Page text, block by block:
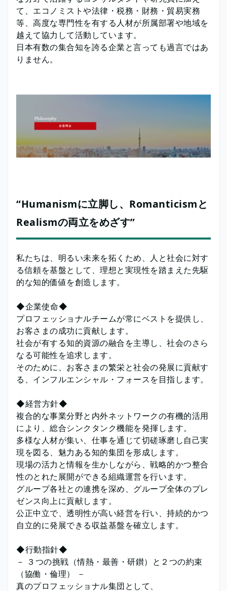
て、エコノミストや法律・税務・財務・貿易実務
等、高度な専門性を有する人材が所属部署や地域を
越えて協力して活動しています。
日本有数の集合知を誇る企業と言っても過言ではあ
りません。
“Humanismに立脚し、Romanticismと
Realismの両立をめざす”
私たちは、明るい未来を拓くため、人と社会に対す
る信頼を基盤として、理想と実現性を踏まえた先駆
的な知的価値を創造します。
◆企業使命◆
プロフェッショナルチームが常にベストを提供し、
お客さまの成功に貢献します。
社会が有する知的資源の融合を主導し、社会のさら
なる可能性を追求します。
そのために、お客さまの繁栄と社会の発展に貢献す
る、インフルエンシャル・フォースを目指します。
◆経営方針◆
複合的な事業分野と内外ネットワークの有機的活用
により、総合シンクタンク機能を発揮します。
多様な人材が集い、仕事を通じて切磋琢磨し自己実
現を図る、魅力ある知的集団を形成します。
現場の活力と情報を生かしながら、戦略的かつ整合
性のとれた展開ができる組織運営を行います。
グループ各社との連携を深め、グループ全体のプレ
ゼンス向上に貢献します。
公正中立で、透明性が高い経営を行い、持続的かつ
自立的に発展できる収益基盤を確立します。
◆行動指針◆
－ ３つの挑戦（情熱・最善・研鑚）と２つの約束
（協働・倫理） －
真のプロフェッショナル集団として、